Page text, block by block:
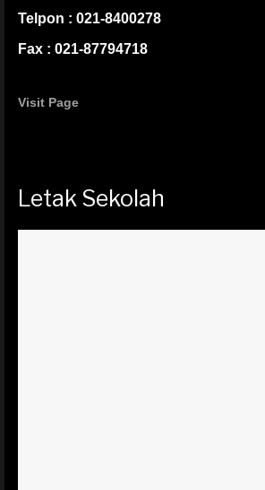
Telpon : 021-8400278
Fax : 021-87794718
Visit Page
Letak Sekolah